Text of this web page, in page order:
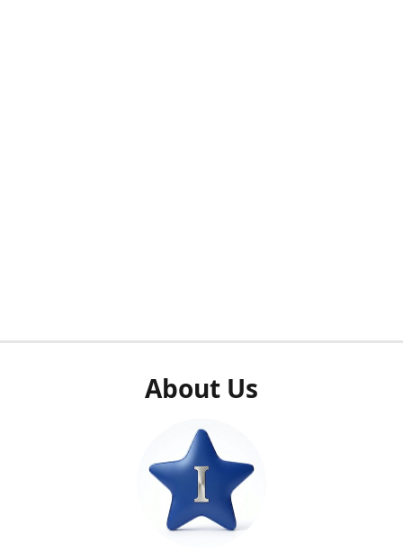
About Us